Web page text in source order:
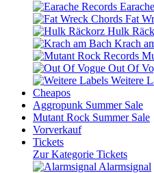
Fat
Hulk
Krach
Out Of
Weitere
Cheapos
Aggropunk Summer Sale
Mutant Rock Summer Sale
Vorverkauf
Tickets
Zur Kategorie Tickets
Alarmsignal